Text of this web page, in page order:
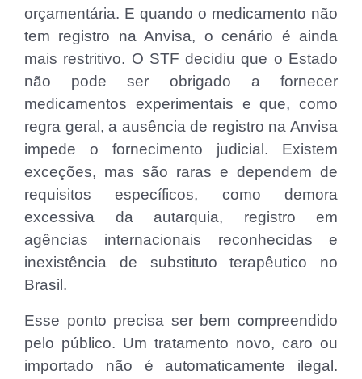
orçamentária. E quando o medicamento não
tem registro na Anvisa, o cenário é ainda
mais restritivo. O STF decidiu que o Estado
não pode ser obrigado a fornecer
medicamentos experimentais e que, como
regra geral, a ausência de registro na Anvisa
impede o fornecimento judicial. Existem
exceções, mas são raras e dependem de
requisitos específicos, como demora
excessiva da autarquia, registro em
agências internacionais reconhecidas e
inexistência de substituto terapêutico no
Brasil.
Esse ponto precisa ser bem compreendido
pelo público. Um tratamento novo, caro ou
importado não é automaticamente ilegal.